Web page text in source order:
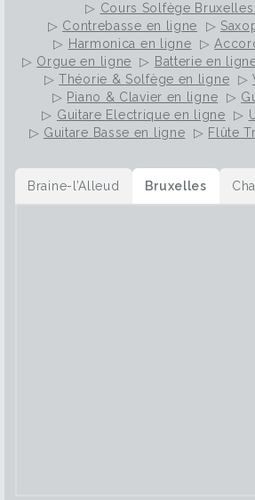
▷ Cours Solfège
▷ Contrebasse en ligne ▷
▷ Harmonica en ligne ▷
▷ Orgue en ligne ▷ Batterie en
▷Théorie & Solfège en ligne ▷
▷ Piano & Clavier en ligne ▷
▷ Guitare Electrique en ligne ▷
▷ Guitare Basse en ligne ▷ Flûte
Braine-l’Alleud Bruxelles